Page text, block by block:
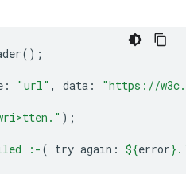
();
: "url" , data :
"https://
);
:- ( try again: ${error}